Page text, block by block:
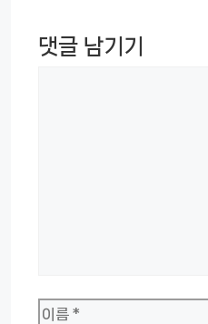
댓글 남기기
이